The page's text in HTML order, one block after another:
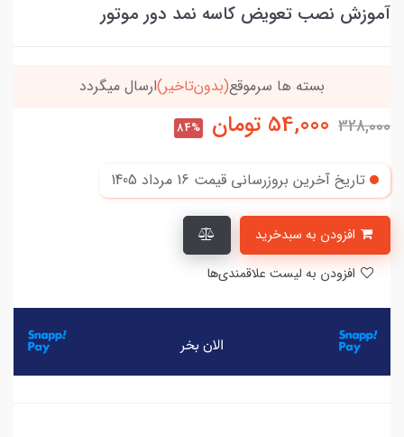
آموزش نصب تعویض کاسه نمد دور موتور
بسته ها سرموقع(بدون‌تاخیر)ارسال میگردد
328,000
54,000 تومان 84%
تاریخ آخرین بروزرسانی قیمت 16 مرداد 1405